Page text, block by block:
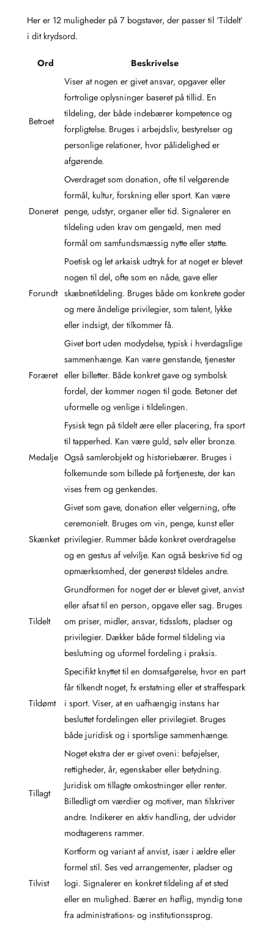
Her er 12 muligheder på 7 bogstaver, der passer til ‘Tildelt’
i dit krydsord.
Ord Beskrivelse
Betroet
Viser at nogen er givet ansvar, opgaver eller
fortrolige oplysninger baseret på tillid. En
tildeling, der både indebærer kompetence og
forpligtelse. Bruges i arbejdsliv, bestyrelser og
personlige relationer, hvor pålidelighed er
afgørende.
Doneret
Overdraget som donation, ofte til velgørende
formål, kultur, forskning eller sport. Kan være
penge, udstyr, organer eller tid. Signalerer en
tildeling uden krav om gengæld, men med
formål om samfundsmæssig nytte eller støtte.
Forundt
Poetisk og let arkaisk udtryk for at noget er blevet
nogen til del, ofte som en nåde, gave eller
skæbnetildeling. Bruges både om konkrete goder
og mere åndelige privilegier, som talent, lykke
eller indsigt, der tilkommer få.
Foræret
Givet bort uden modydelse, typisk i hverdagslige
sammenhænge. Kan være genstande, tjenester
eller billetter. Både konkret gave og symbolsk
fordel, der kommer nogen til gode. Betoner det
uformelle og venlige i tildelingen.
Medalje
Fysisk tegn på tildelt ære eller placering, fra sport
til tapperhed. Kan være guld, sølv eller bronze.
Også samlerobjekt og historiebærer. Bruges i
folkemunde som billede på fortjeneste, der kan
vises frem og genkendes.
Skænket
Givet som gave, donation eller velgerning, ofte
ceremonielt. Bruges om vin, penge, kunst eller
privilegier. Rummer både konkret overdragelse
og en gestus af velvilje. Kan også beskrive tid og
opmærksomhed, der generøst tildeles andre.
Tildelt
Grundformen for noget der er blevet givet, anvist
eller afsat til en person, opgave eller sag. Bruges
om priser, midler, ansvar, tidsslots, pladser og
privilegier. Dækker både formel tildeling via
beslutning og uformel fordeling i praksis.
Tildømt
Specifikt knyttet til en domsafgørelse, hvor en part
får tilkendt noget, fx erstatning eller et straffespark
i sport. Viser, at en uafhængig instans har
besluttet fordelingen eller privilegiet. Bruges
både juridisk og i sportslige sammenhænge.
Tillagt
Noget ekstra der er givet oveni: beføjelser,
rettigheder, år, egenskaber eller betydning.
Juridisk om tillagte omkostninger eller renter.
Billedligt om værdier og motiver, man tilskriver
andre. Indikerer en aktiv handling, der udvider
modtagerens rammer.
Tilvist
Kortform og variant af anvist, især i ældre eller
formel stil. Ses ved arrangementer, pladser og
logi. Signalerer en konkret tildeling af et sted
eller en mulighed. Bærer en høflig, myndig tone
fra administrations- og institutionssprog.